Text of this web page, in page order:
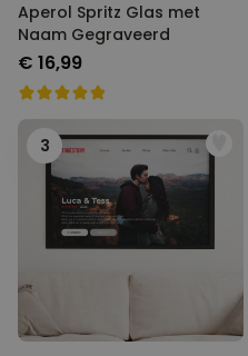
Aperol Spritz Glas met
Naam Gegraveerd
€ 16,99
3